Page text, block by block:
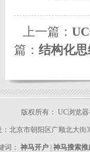
上一篇：
篇： 结构化
版权所有： UC浏览
：北京市朝阳区广顺北大
词： 神马开户| 神马搜索推